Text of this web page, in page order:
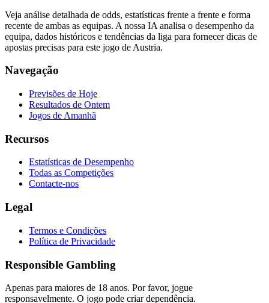
Veja análise detalhada de odds, estatísticas frente a frente e forma
recente de ambas as equipas. A nossa IA analisa o desempenho da
equipa, dados históricos e tendências da liga para fornecer dicas de
apostas precisas para este jogo de Austria.
Navegação
Previsões de Hoje
Resultados de Ontem
Jogos de Amanhã
Recursos
Estatísticas de Desempenho
Todas as Competições
Contacte-nos
Legal
Termos e Condições
Política de Privacidade
Responsible Gambling
Apenas para maiores de 18 anos. Por favor, jogue
responsavelmente. O jogo pode criar dependência.